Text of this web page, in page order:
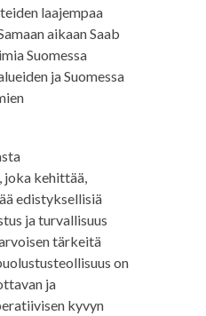
laajempaa
aikaan Saab
Suomessa
ja Suomessa
joka kehittää,
edistyksellisiä
ja turvallisuus
tärkeitä
on
ja
kyvyn